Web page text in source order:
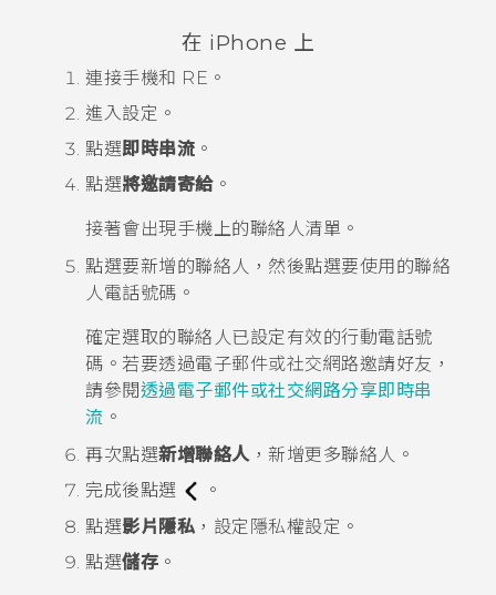
在 iPhone 上
連接手機和 RE 。
進入設定。
點選即時串流 。
點選將邀請寄給。
接著會出現手機上的聯絡人清單。
點選要新增的聯絡人，然後點選要使用的聯絡
人電話號碼。
確定選取的聯絡人已設定有效的行動電話號
碼。若要透過電子郵件或社交網路邀請好友，
請參閱透過電子郵件或社交網路分享即時串
流 。
再次點選新增聯絡人，新增更多聯絡人。
完成後點選
。
點選影片隱私 ，設定隱私權設定。
點選儲存 。